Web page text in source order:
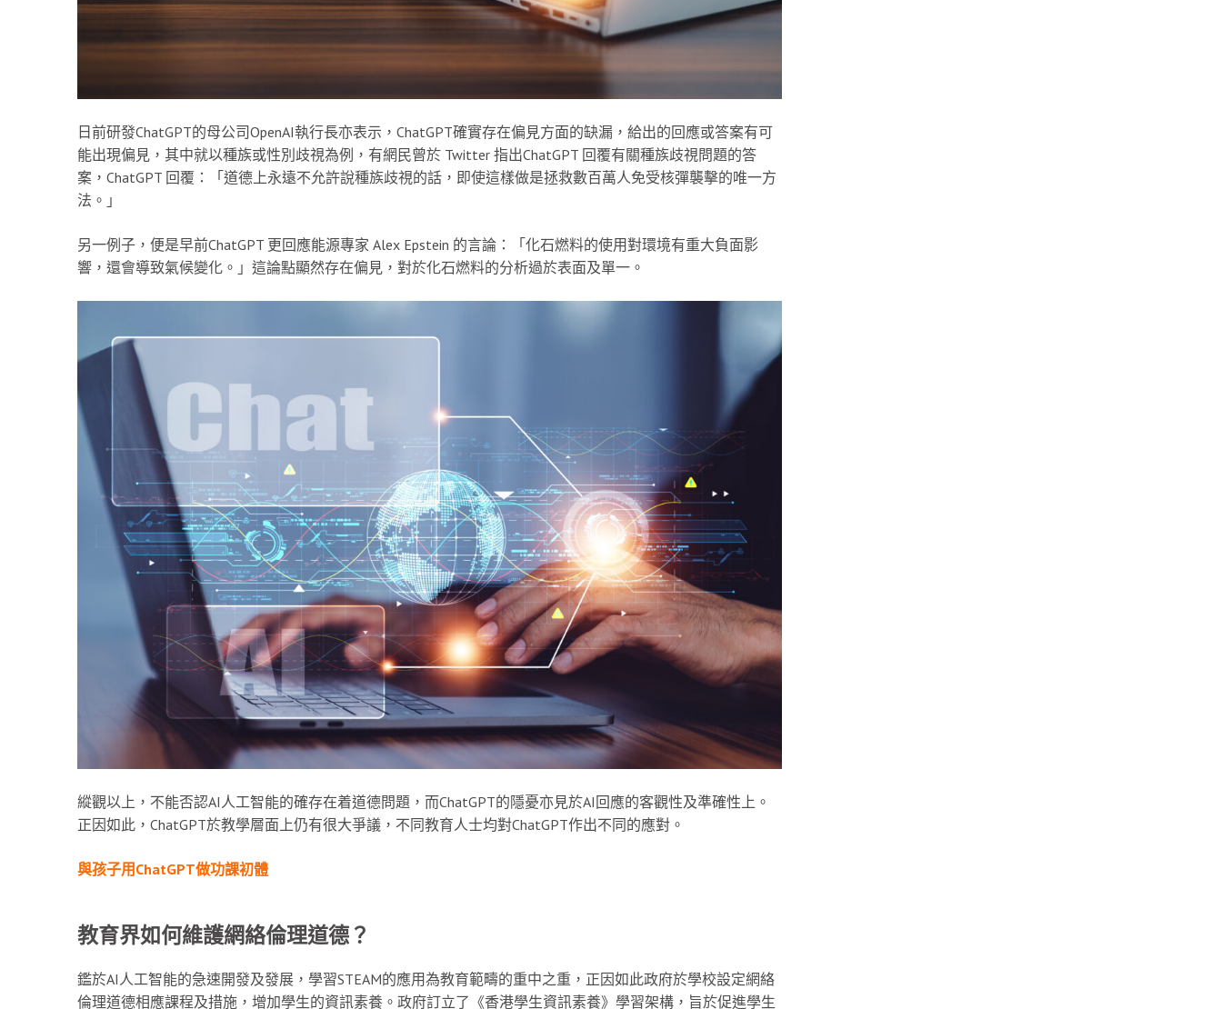
日前研發ChatGPT的母公司OpenAI執行長亦表示，ChatGPT確實存在偏見方面的缺漏，給出的回應或答案有可
能出現偏見，其中就以種族或性別歧視為例，有網民曾於 Twitter 指出ChatGPT 回覆有關種族歧視問題的答
案，ChatGPT 回覆：「道德上永遠不允許說種族歧視的話，即使這樣做是拯救數百萬人免受核彈襲擊的唯一方
法。」
另一例子，便是早前ChatGPT 更回應能源專家 Alex Epstein 的言論：「化石燃料的使用對環境有重大負面影
響，還會導致氣候變化。」這論點顯然存在偏見，對於化石燃料的分析過於表面及單一。
縱觀以上，不能否認AI人工智能的確存在着道德問題，而ChatGPT的隱憂亦見於AI回應的客觀性及準確性上。
正因如此，ChatGPT於教學層面上仍有很大爭議，不同教育人士均對ChatGPT作出不同的應對。
與孩子用ChatGPT做功課初體
教育界如何維護網絡倫理道德？
鑑於AI人工智能的急速開發及發展，學習STEAM的應用為教育範疇的重中之重，正因如此政府於學校設定網絡
倫理道德相應課程及措施，增加學生的資訊素養。政府訂立了《香港學生資訊素養》學習架構，旨於促進學生